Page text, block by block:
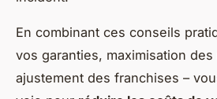
En combinant ces conseils
vos garanties, maximisation
ajustement des franchises –